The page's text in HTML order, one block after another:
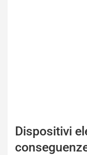
Dispositivi